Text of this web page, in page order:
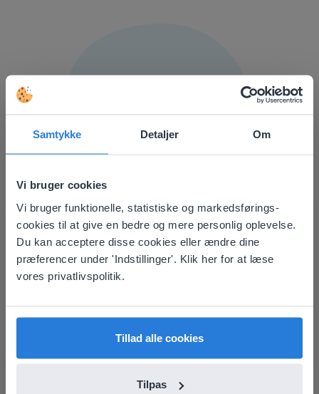
Samtykke Detaljer Om
Vi bruger cookies
Vi bruger funktionelle, statistiske og markedsførings-
cookies til at give en bedre og mere personlig oplevelse.
Du kan acceptere disse cookies eller ændre dine
præferencer under 'Indstillinger'. Klik her for at læse
vores privatlivspolitik.
Tillad alle cookies
Tilpas
Hjælpecenter
Find information, nyttig dokumentation, ressourcer,
and ofte stillede spørgsmål.
Gå til hjælpecenter
This website doesn't match
your location
Based on your location, we think you might
prefer to visit our English website. There you'll
English
Dansk